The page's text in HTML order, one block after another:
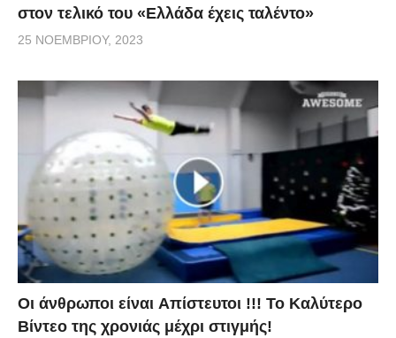
στον τελικό του «Ελλάδα έχεις ταλέντο»
25 ΝΟΕΜΒΡΊΟΥ, 2023
Οι άνθρωποι είναι Aπίστευτοι !!! To Καλύτερο
Βίντεο της χρονιάς μέχρι στιγμής!